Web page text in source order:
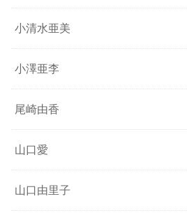
小清水亜美
小澤亜李
尾崎由香
山口愛
山口由里子